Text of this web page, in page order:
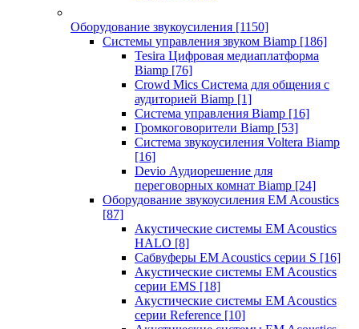
Оборудование звукоусиления [1150]
Системы управления звуком Biamp [186]
Tesira Цифровая медиаплатформа
Biamp [76]
Crowd Mics Система для общения с
аудиторией Biamp [1]
Система управления Biamp [16]
Громкоговорители Biamp [53]
Система звукоусиления Voltera Biamp
[16]
Devio Аудиорешение для
переговорных комнат Biamp [24]
Оборудование звукоусиления EM Acoustics
[87]
Акустические системы EM Acoustics
HALO [8]
Сабвуферы EM Acoustics серии S [16]
Акустические системы EM Acoustics
серии EMS [18]
Акустические системы EM Acoustics
серии Reference [10]